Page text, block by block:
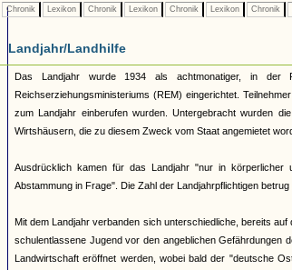
Chronik Lexikon Chronik Lexikon Chronik Lexikon Chronik
Landjahr/Landhilfe
Das Landjahr wurde 1934 als achtmonatiger, in der
Reichserziehungsministeriums (REM) eingerichtet.
zum Landjahr einberufen wurden. Untergebracht wurden
Wirtshäusern, die zu diesem Zweck vom Staat angemietet
Ausdrücklich kamen für das Landjahr "nur in körperlicher
Abstammung in Frage". Die Zahl der Landjahrpflichtigen
Mit dem Landjahr verbanden sich unterschiedliche, bereits
schulentlassene Jugend vor den angeblichen
Landwirtschaft eröffnet werden, wobei bald der "deutsche